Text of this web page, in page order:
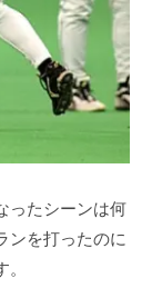
ったシーンは何
ンを打ったのに